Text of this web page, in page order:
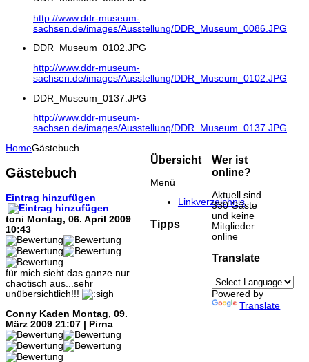
http://www.ddr-museum-
sachsen.de/images/Ausstellung/DDR_Museum_0086.JPG
DDR_Museum_0102.JPG
http://www.ddr-museum-
sachsen.de/images/Ausstellung/DDR_Museum_0102.JPG
DDR_Museum_0137.JPG
http://www.ddr-museum-
sachsen.de/images/Ausstellung/DDR_Museum_0137.JPG
HomeGästebuch
Gästebuch
Eintrag hinzufügen
toni Montag, 06. April 2009
10:43
für mich sieht das ganze nur
chaotisch aus...sehr
unübersichtlich!!!
Conny Kaden Montag, 09.
März 2009 21:07 | Pirna
Übersicht
Menü
Linkverzeichnis
Tipps
Wer ist
online?
Aktuell sind
330 Gäste
und keine
Mitglieder
online
Translate
Powered by
Translate